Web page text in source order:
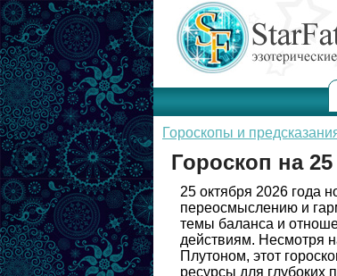
Гороскопы и
Гороскоп на
25 октября 2026 года
переосмыслению и
темы баланса и
действиям. Несмотря
Плутоном, этот
ресурсы для глубоких